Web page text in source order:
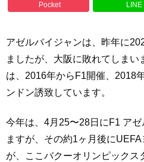
Pocket LINE
アゼルバイジャンは、昨年に
ましたが、大阪に敗れてしま
は、2016年からF1開催、2018
ンドン誘致しています。
今年は、4月25〜28日にF1 ア
ますが、その約1ヶ月後に
が、ここバクーオリンピックス